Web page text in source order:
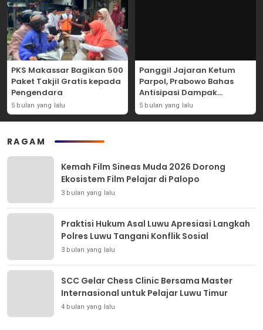
PKS Makassar Bagikan 500
Paket Takjil Gratis kepada
Pengendara
5 bulan yang lalu
Panggil Jajaran Ketum
Parpol, Prabowo Bahas
Antisipasi Dampak
Geopolitik Dunia Usia
Konflik Iran-AS
5 bulan yang lalu
RAGAM
Kemah Film Sineas Muda 2026 Dorong
Ekosistem Film Pelajar di Palopo
3 bulan yang lalu
Praktisi Hukum Asal Luwu Apresiasi Langkah
Polres Luwu Tangani Konflik Sosial
3 bulan yang lalu
SCC Gelar Chess Clinic Bersama Master
Internasional untuk Pelajar Luwu Timur
4 bulan yang lalu